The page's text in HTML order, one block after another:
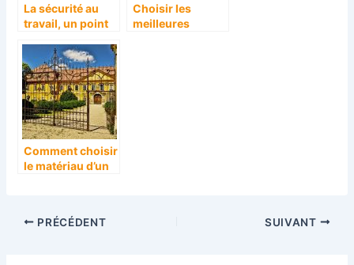
La sécurité au
travail, un point
tous milieux et
toutes
entreprises.
Choisir les
meilleures
Comment choisir
le matériau d’un
PRÉCÉDENT SUIVANT